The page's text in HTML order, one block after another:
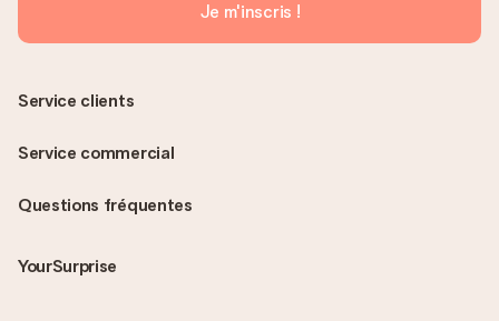
Je m'inscris !
Questions fréquentes
YourSurprise
Service clients
Service commercial